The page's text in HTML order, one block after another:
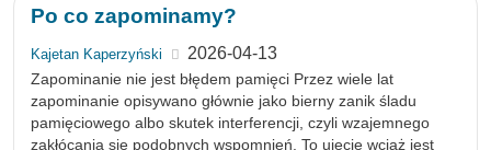
Po co zapominamy?
Kajetan Kaperzyński 2026-04-13
Zapominanie nie jest błędem pamięci Przez wiele lat
zapominanie opisywano głównie jako bierny zanik śladu
pamięciowego albo skutek interferencji, czyli wzajemnego
zakłócania się podobnych wspomnień. To ujęcie wciąż jest